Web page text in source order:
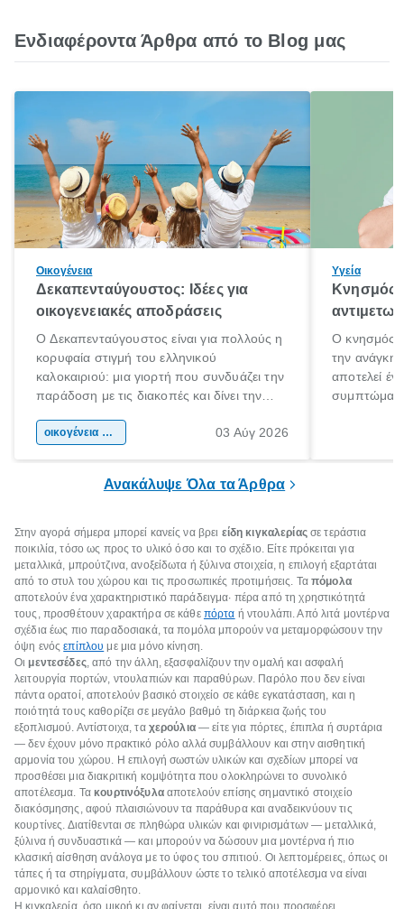
Ενδιαφέροντα Άρθρα από το Blog μας
Οικογένεια
Δεκαπενταύγουστος: Ιδέες για
οικογενειακές αποδράσεις
Ο Δεκαπενταύγουστος είναι για πολλούς η
κορυφαία στιγμή του ελληνικού
καλοκαιριού: μια γιορτή που συνδυάζει την
παράδοση με τις διακοπές και δίνει την
χώρας. Είτε πρόκειται για λίγες μέρες
οικογένεια & παιδί 03 Αύγ 2026
Υγεία
Κνησμός:
Ο κνησμός
την ανάγκη
αποτελεί
Ανακάλυψε Όλα τα Άρθρα
Στην αγορά σήμερα μπορεί κανείς να βρει είδη κιγκαλερίαςσε τεράστια
ποικιλία, τόσο ως προς το υλικό όσο και το σχέδιο. Είτε πρόκειται για
μεταλλικά, μπρούτζινα, ανοξείδωτα ή ξύλινα στοιχεία, η επιλογή εξαρτάται
από το στυλ του χώρου και τις προσωπικές προτιμήσεις. Τα πόμολα
αποτελούν ένα χαρακτηριστικό παράδειγμα· πέρα από τη χρηστικότητά
τους, προσθέτουν χαρακτήρα σε κάθε πόρτα ή ντουλάπι. Από λιτά μοντέρνα
σχέδια έως πιο παραδοσιακά, τα πομόλα μπορούν να μεταμορφώσουν την
όψη ενόςεπίπλου με μια μόνο κίνηση.
Οι μεντεσέδες, από την άλλη, εξασφαλίζουν την ομαλή και ασφαλή
λειτουργία πορτών, ντουλαπιών και παραθύρων. Παρόλο που δεν είναι
πάντα ορατοί, αποτελούν βασικό στοιχείο σε κάθε εγκατάσταση, και η
ποιότητά τους καθορίζει σε μεγάλο βαθμό τη διάρκεια ζωής του
εξοπλισμού. Αντίστοιχα, τα χερούλια— είτε για πόρτες, έπιπλα ή συρτάρια
— δεν έχουν μόνο πρακτικό ρόλο αλλά συμβάλλουν και στην αισθητική
αρμονία του χώρου. Η επιλογή σωστών υλικών και σχεδίων μπορεί να
προσθέσει μια διακριτική κομψότητα που ολοκληρώνει το συνολικό
αποτέλεσμα. Τα κουρτινόξυλααποτελούν επίσης σημαντικό στοιχείο
διακόσμησης, αφού πλαισιώνουν τα παράθυρα και αναδεικνύουν τις
κουρτίνες. Διατίθενται σε πληθώρα υλικών και φινιρισμάτων — μεταλλικά,
ξύλινα ή συνδυαστικά — και μπορούν να δώσουν μια μοντέρνα ή πιο
κλασική αίσθηση ανάλογα με το ύφος του σπιτιού. Οι λεπτομέρειες, όπως οι
τάπες ή τα στηρίγματα, συμβάλλουν ώστε το τελικό αποτέλεσμα να είναι
αρμονικό και καλαίσθητο.
Η κιγκαλερία, όσο μικρή κι αν φαίνεται, είναι αυτό που προσφέρει